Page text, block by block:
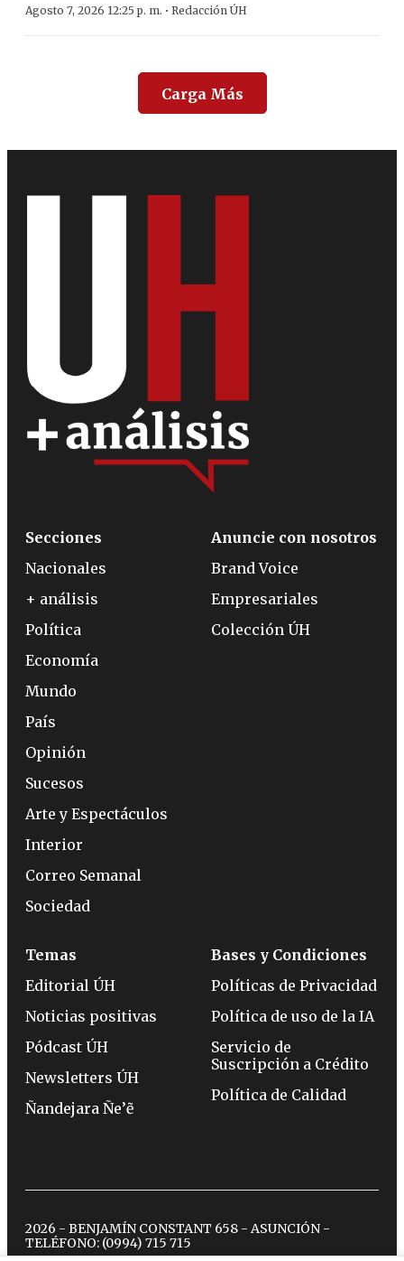
Agosto 7, 2026 12:25 p. m. · Redacción ÚH
Carga Más
Secciones
Nacionales
+ análisis
Política
Economía
Mundo
País
Opinión
Sucesos
Arte y Espectáculos
Interior
Correo Semanal
Sociedad
Anuncie con nosotros
Brand Voice
Empresariales
Colección ÚH
Temas
Editorial ÚH
Noticias positivas
Pódcast ÚH
Newsletters ÚH
Ñandejara Ñe’ẽ
Bases y Condiciones
Políticas de Privacidad
Política de uso de la IA
Servicio de
Suscripción a Crédito
Política de Calidad
2026 - BENJAMÍN CONSTANT 658 - ASUNCIÓN -
TELÉFONO: (0994) 715 715